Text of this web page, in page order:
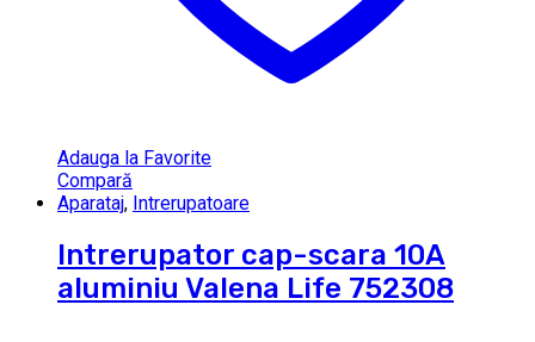
Adauga la Favorite
Compară
Aparataj, Intrerupatoare
Intrerupator cap-scara 10A
aluminiu Valena Life 752308